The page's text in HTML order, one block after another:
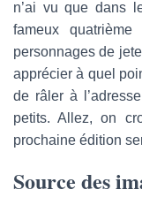
n’ai vu que dans
fameux
personnages de
apprécier à quel
de râler à
petits. Allez, on
prochaine édition
Source des